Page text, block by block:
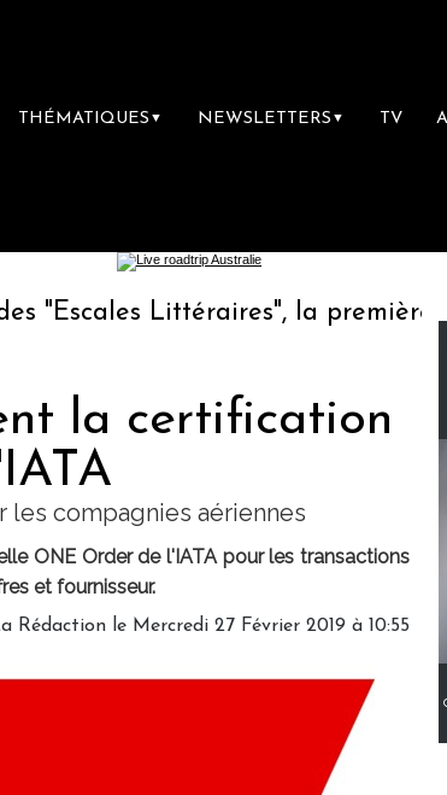
THÉMATIQUES ▼ NEWSLETTERS ▼ TV
Littéraires", la première librairie
la certification
compagnies aériennes
ONE Order de l'IATA pour les transactions
et fournisseur.
Rédaction le Mercredi 27 Février 2019 à 10:55